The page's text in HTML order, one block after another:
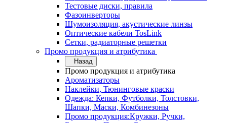
Тестовые диски, правила
Фазоинверторы
Шумоизоляция, акустические линзы
Оптические кабели TosLink
Сетки, радиаторные решетки
Промо продукция и атрибутика
Назад
Промо продукция и атрибутика
Ароматизаторы
Наклейки, Тюнинговые краски
Одежда: Кепки, Футболки, Толстовки,
Шапки, Маски, Комбинезоны
Промо продукция:Кружки, Ручки,